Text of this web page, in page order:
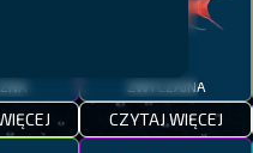
ZWYCZAJNA
CZYTAJ WIĘCEJ